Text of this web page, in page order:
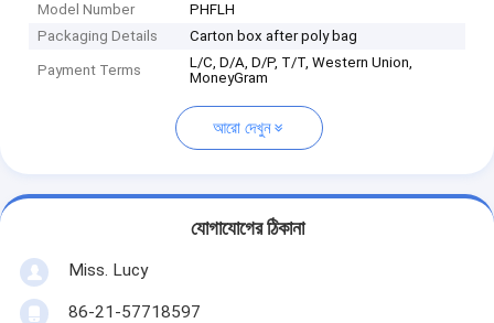
Model Number
PHFLH
Packaging Details
Carton box after poly bag
Payment Terms
L/C, D/A, D/P, T/T, Western Union,
MoneyGram
আরো দেখুন
যোগাযোগের ঠিকানা
Miss. Lucy
86-21-57718597